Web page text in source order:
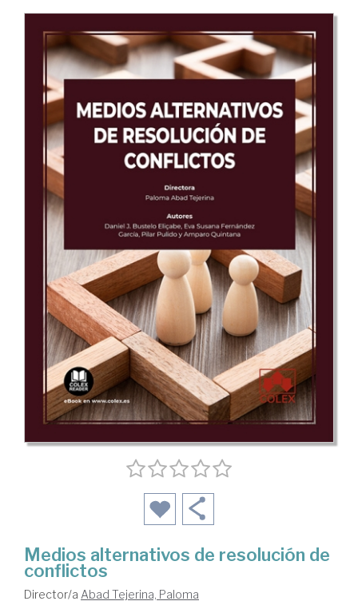
Medios alternativos de resolución de
conflictos
Director/a Abad Tejerina, Paloma